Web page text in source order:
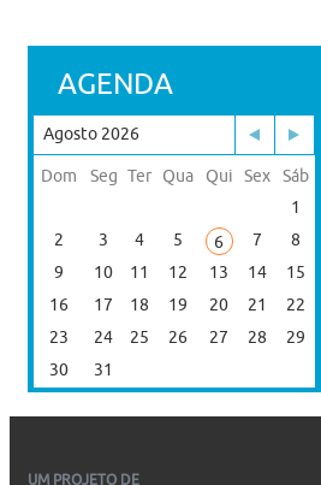
AGENDA
Agosto 2026
Dom Seg Ter Qua Qui Sex
Sáb
1
2
3 4 5 6 7
8
9
10 11 12 13 14
15
16
17 18 19 20 21
22
23
24 25 26 27 28
29
30
31
UM PROJETO DE